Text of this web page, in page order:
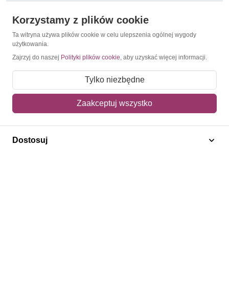
Dania 1990 Mi 974-975 Czyste **
8,80 zł
Dodaj do koszyka
Korzystamy z plików cookie
Ta witryna używa plików cookie w celu ulepszenia ogólnej wygody
użytkowania.
Zajrzyj do naszej Polityki plików cookie, aby uzyskać więcej informacji.
Tylko niezbędne
Zaakceptuj wszystko
Dostosuj